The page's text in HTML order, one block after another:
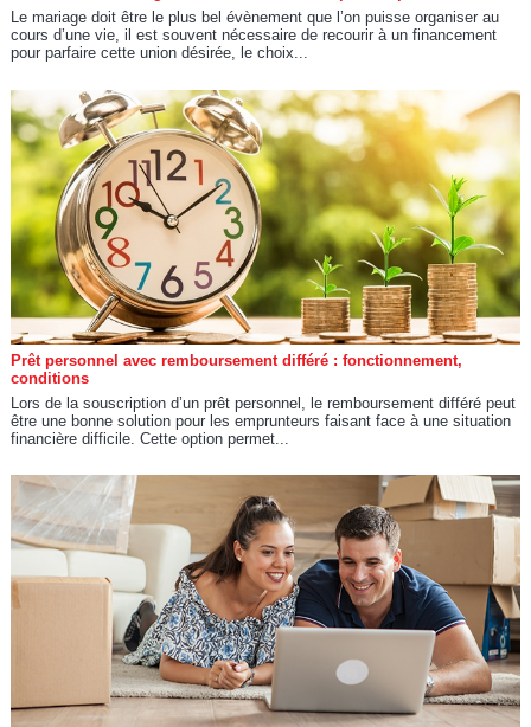
Le mariage doit être le plus bel évènement que l’on puisse organiser au
cours d’une vie, il est souvent nécessaire de recourir à un financement
pour parfaire cette union désirée, le choix...
Prêt personnel avec remboursement différé : fonctionnement,
conditions
Lors de la souscription d’un prêt personnel, le remboursement différé peut
être une bonne solution pour les emprunteurs faisant face à une situation
financière difficile. Cette option permet...